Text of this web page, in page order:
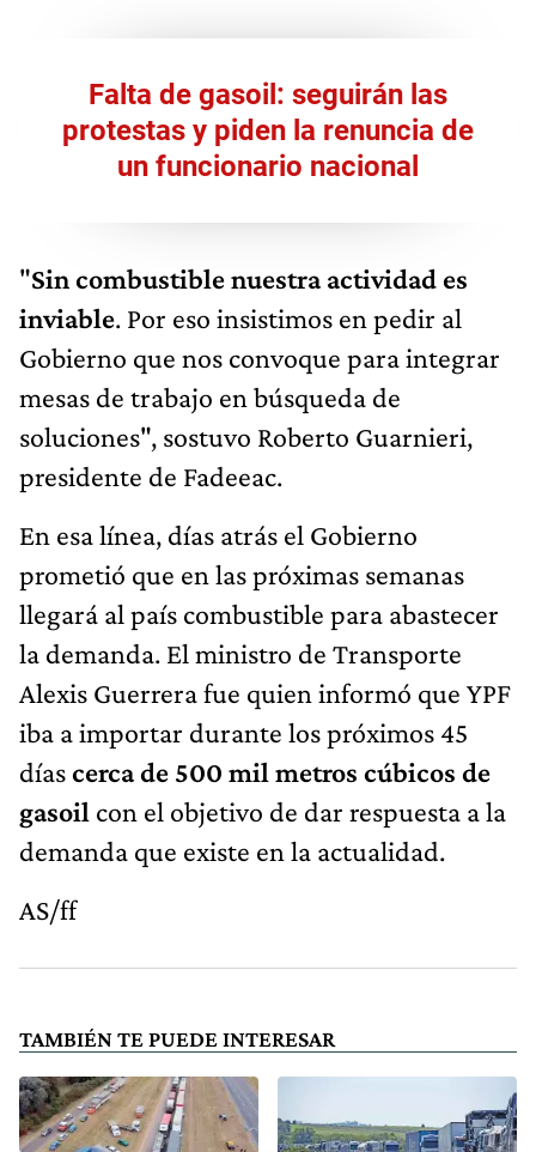
Falta de gasoil: seguirán las
protestas y piden la renuncia de
un funcionario nacional
"Sin combustible nuestra actividad es
inviable. Por eso insistimos en pedir al
Gobierno que nos convoque para integrar
mesas de trabajo en búsqueda de
soluciones", sostuvo Roberto Guarnieri,
presidente de Fadeeac.
En esa línea, días atrás el Gobierno
prometió que en las próximas semanas
llegará al país combustible para abastecer
la demanda. El ministro de Transporte
Alexis Guerrera fue quien informó que YPF
iba a importar durante los próximos 45
díascerca de 500 mil metros cúbicos de
gasoil con el objetivo de dar respuesta a la
demanda que existe en la actualidad.
AS/ff
TAMBIÉN TE PUEDE INTERESAR